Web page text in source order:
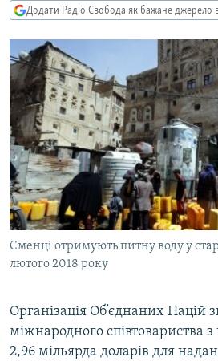
до
КУЛЬТУРА
СПОРТ
УКРАЇНА
СВІТ
КРИМ.РЕАЛІЇ
ТИ ЯК?
СХЕМИ
КИТАЙ.ВИКЛИКИ
МУЛЬТИМЕДІА
ФОТО
СПЕЦПРОЄКТИ
ПОДКАСТИ
КРИМ РЕАЛІЇ
УКР
КТАТ
Додати Радіо Свобода як бажане джерело
Єменці отримують питну воду у
лютого 2018 року
Організація Об’єднаних Націй
міжнародного співтовариства
2,96 мільярда доларів для